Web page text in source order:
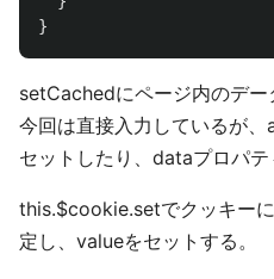
}
setCachedにページ内のデー
今回は直接入力しているが
セットしたり、dataプロパ
this.$cookie.setでクッキー
定し、valueをセットする。